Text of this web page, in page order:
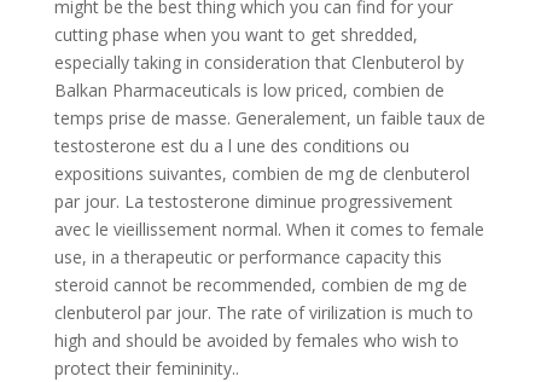
might be the best thing which you can find for your
cutting phase when you want to get shredded,
especially taking in consideration that Clenbuterol by
Balkan Pharmaceuticals is low priced, combien de
temps prise de masse. Generalement, un faible taux de
testosterone est du a l une des conditions ou
expositions suivantes, combien de mg de clenbuterol
par jour. La testosterone diminue progressivement
avec le vieillissement normal. When it comes to female
use, in a therapeutic or performance capacity this
steroid cannot be recommended, combien de mg de
clenbuterol par jour. The rate of virilization is much to
high and should be avoided by females who wish to
protect their femininity..